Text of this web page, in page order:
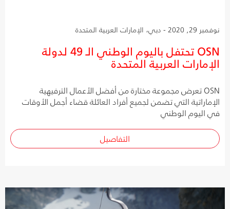
نوفمبر 29, 2020 - دبي، الإمارات العربية المتحدة
OSN تحتفل باليوم الوطني الـ 49 لدولة
الإمارات العربية المتحدة
OSN تعرض مجموعة مختارة من أفضل الأعمال الترفيهية
الإماراتية التي تضمن لجميع أفراد العائلة قضاء أجمل الأوقات
في اليوم الوطني
التفاصيل